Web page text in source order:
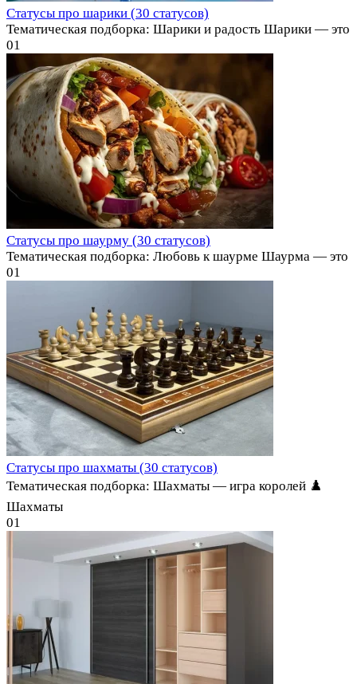
Статусы про шарики (30 статусов)
Тематическая подборка: Шарики и радость Шарики — это
01
Статусы про шаурму (30 статусов)
Тематическая подборка: Любовь к шаурме Шаурма — это
01
Статусы про шахматы (30 статусов)
Тематическая подборка: Шахматы — игра королей ♟️
Шахматы
01